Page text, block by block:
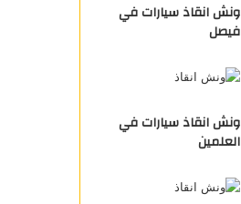
ونش انقاذ سيارات في
فيصل
ونش انقاذ سيارات في
العلمين